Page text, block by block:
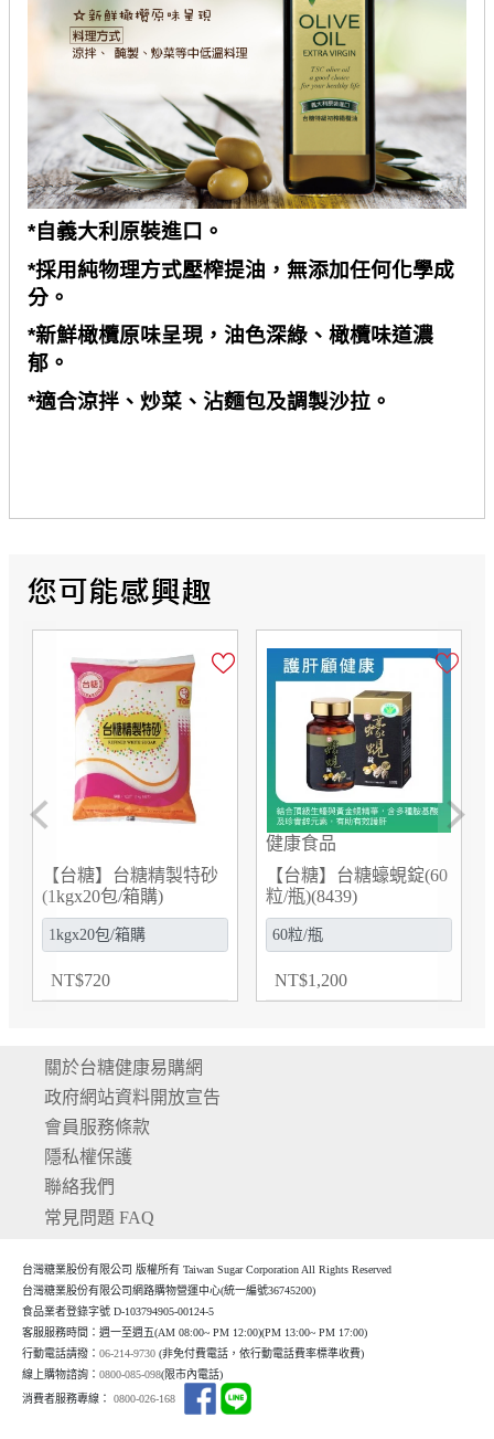
*自義大利原裝進口。
*採用純物理方式壓榨提油，無添加任何化學成
分。
*新鮮橄欖原味呈現，油色深綠、橄欖味道濃
郁。
*適合涼拌、炒菜、沾麵包及調製沙拉。
【台糖】台糖精製特砂
(1kgx20包/箱購)
(0D011001)
NT$720
健康食品
【台糖】台糖蠔蜆錠(60
粒/瓶)(8439)
NT$1,200
Previous Next
關於台糖健康易購網
政府網站資料開放宣告
會員服務條款
隱私權保護
聯絡我們
常見問題 FAQ
台灣糖業股份有限公司 版權所有 Taiwan Sugar Corporation All Rights Reserved
台灣糖業股份有限公司網路購物營運中心(統一編號36745200)
食品業者登錄字號 D-103794905-00124-5
客服服務時間：週一至週五(AM 08:00~ PM 12:00)(PM 13:00~ PM 17:00)
行動電話請撥：06-214-9730 (非免付費電話，依行動電話費率標準收費)
線上購物諮詢：0800-085-098(限市內電話)
消費者服務專線：0800-026-168